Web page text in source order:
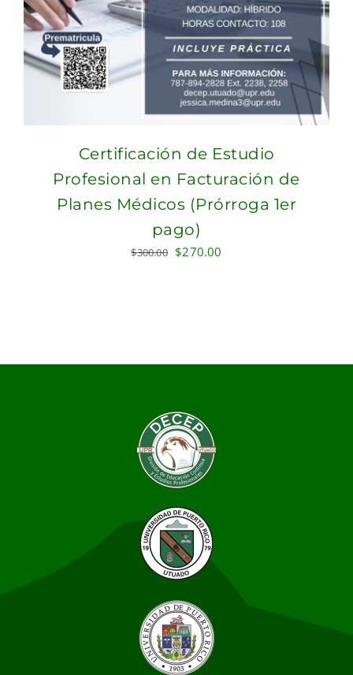
Certificación de Estudio
Profesional en Facturación de
Planes Médicos (Prórroga 1er
pago)
$300.00 Original
$270.00